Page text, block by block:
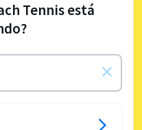
Tennis está